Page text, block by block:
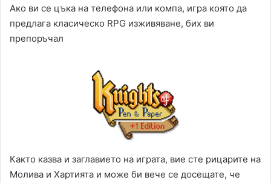
d
a
a
i
l
Ако ви се цъка на телефона или компа, игра която да
предлага класическо RPG изживяване, бих ви
препоръчал
Както казва и заглавието на играта, вие сте рицарите на
Молива и Хартията и може би вече се досещате, че